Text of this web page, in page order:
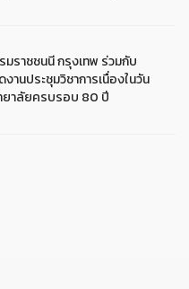
ราชชนนี กรุงเทพ ร่วมกับ
านประชุมวิชาการเนื่องในวัน
ยาลัยครบรอบ 80 ปี